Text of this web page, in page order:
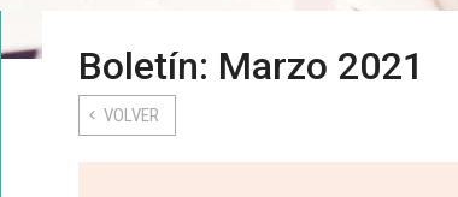
Boletín: Marzo 2021
VOLVER